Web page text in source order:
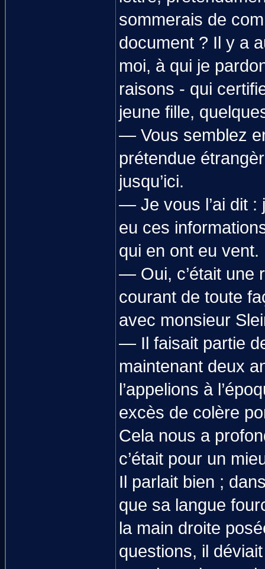
sommerais de
document ? Il y a
moi, à qui je
raisons - qui
jeune fille,
— Vous semblez
prétendue
jusqu’ici.
— Je vous l’ai dit :
eu ces
qui en ont eu vent.
— Oui, c’était une
courant de toute
avec monsieur
— Il faisait partie
maintenant deux
l’appelions à
excès de colère
Cela nous a
c’était pour un
Il parlait bien ;
que sa langue
la main droite
questions, il